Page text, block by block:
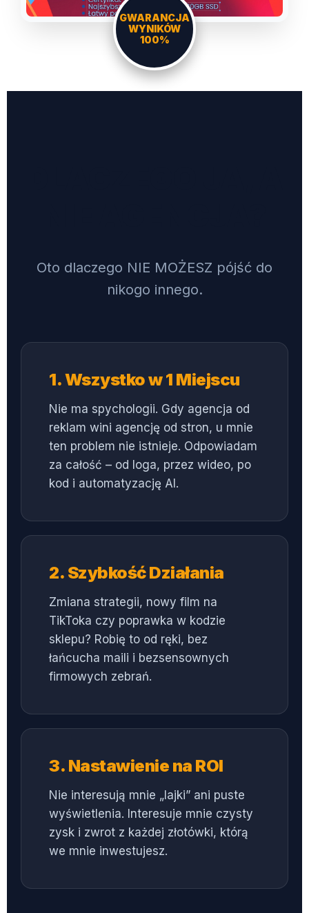
GWARANCJA
WYNIKÓW
100%
Oto dlaczego NIE MOŻESZ pójść do
nikogo innego.
1. Wszystko w 1 Miejscu
Nie ma spychologii. Gdy agencja od
reklam wini agencję od stron, u mnie
ten problem nie istnieje. Odpowiadam
za całość – od loga, przez wideo, po
kod i automatyzację AI.
2. Szybkość Działania
Zmiana strategii, nowy film na
TikToka czy poprawka w kodzie
sklepu? Robię to od ręki, bez
łańcucha maili i bezsensownych
firmowych zebrań.
3. Nastawienie na ROI
Nie interesują mnie „lajki” ani puste
wyświetlenia. Interesuje mnie czysty
zysk i zwrot z każdej złotówki, którą
we mnie inwestujesz.